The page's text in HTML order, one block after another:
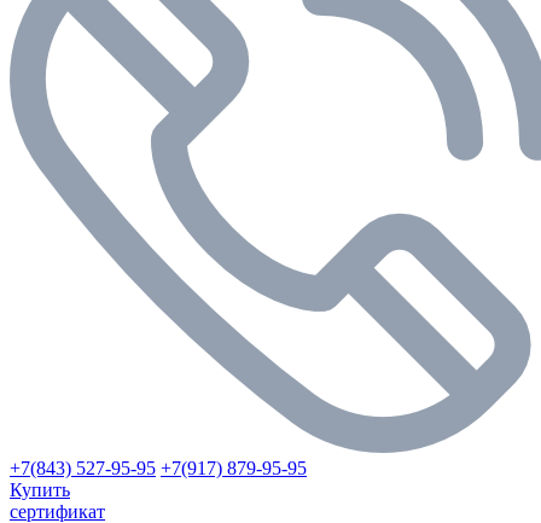
+7(843) 527-95-95 +7(917) 879-95-95
Купить
сертификат